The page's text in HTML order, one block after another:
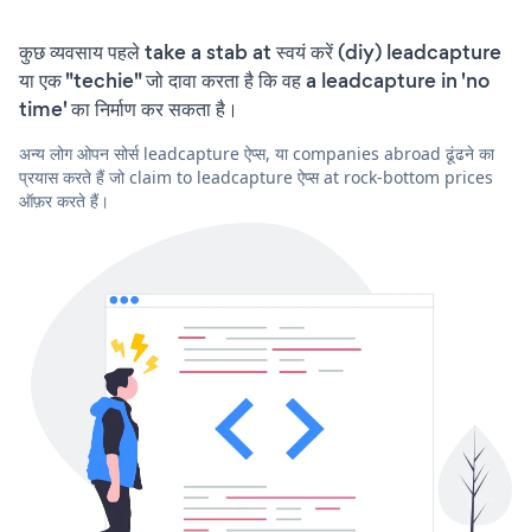
कुछ व्यवसाय पहले take a stab at स्वयं करें (diy) leadcapture
या एक "techie" जो दावा करता है कि वह a leadcapture in 'no
time' का निर्माण कर सकता है।
अन्य लोग ओपन सोर्स leadcapture ऐप्स, या companies abroad ढूंढने का
प्रयास करते हैं जो claim to leadcapture ऐप्स at rock-bottom prices
ऑफ़र करते हैं।